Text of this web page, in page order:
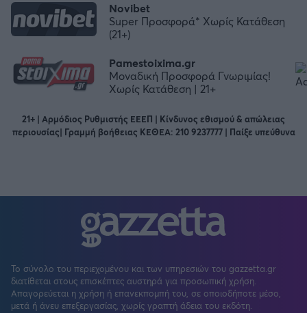
Novibet
Super Προσφορά* Χωρίς Κατάθεση
(21+)
Pamestoixima.gr
Μοναδική Προσφορά Γνωριμίας!
Χωρίς Κατάθεση | 21+
21+ | Αρμόδιος Ρυθμιστής ΕΕΕΠ | Κίνδυνος εθισμού & απώλειας
περιουσίας| Γραμμή βοήθειας ΚΕΘΕΑ: 210 9237777 | Παίξε υπεύθυνα
Το σύνολο του περιεχομένου και των υπηρεσιών του gazzetta.gr
διατίθεται στους επισκέπτες αυστηρά για προσωπική χρήση.
Απαγορεύεται η χρήση ή επανεκπομπή του, σε οποιοδήποτε μέσο,
μετά ή άνευ επεξεργασίας, χωρίς γραπτή άδεια του εκδότη.